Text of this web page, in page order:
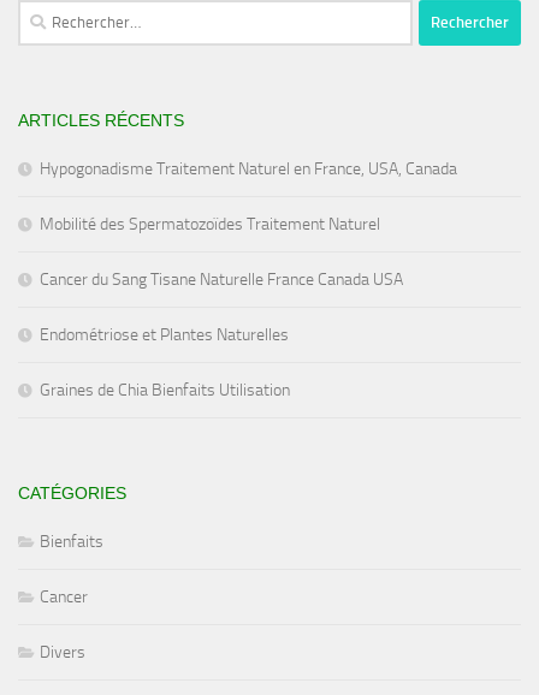
Rechercher :
ARTICLES RÉCENTS
Hypogonadisme Traitement Naturel en France, USA, Canada
Mobilité des Spermatozoïdes Traitement Naturel
Cancer du Sang Tisane Naturelle France Canada USA
Endométriose et Plantes Naturelles
Graines de Chia Bienfaits Utilisation
CATÉGORIES
Bienfaits
Cancer
Divers